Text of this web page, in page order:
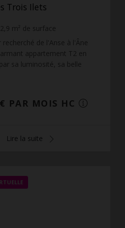
Trois Ilets
m² de surface
de l'Anse à l'Âne
appartement T2 en
sa luminosité, sa belle
PAR MOIS HC
Lire la suite